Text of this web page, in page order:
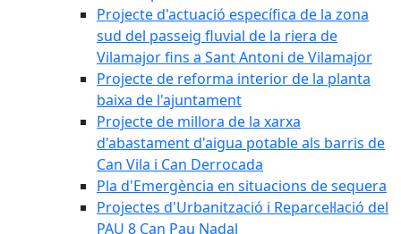
Projecte d'actuació específica de la zona
sud del passeig fluvial de la riera de
Vilamajor fins a Sant Antoni de Vilamajor
Projecte de reforma interior de la planta
baixa de l'ajuntament
Projecte de millora de la xarxa
d'abastament d'aigua potable als barris de
Can Vila i Can Derrocada
Pla d'Emergència en situacions de sequera
Projectes d'Urbanització i Reparcel·lació del
PAU 8 Can Pau Nadal